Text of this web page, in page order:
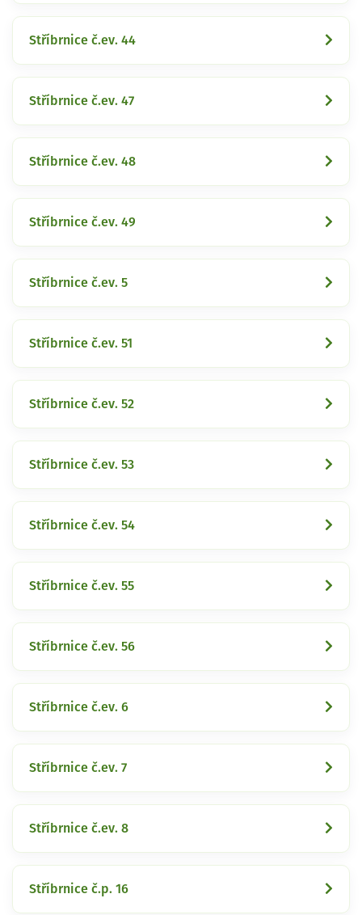
Stříbrnice č.ev. 44
Stříbrnice č.ev. 47
Stříbrnice č.ev. 48
Stříbrnice č.ev. 49
Stříbrnice č.ev. 5
Stříbrnice č.ev. 51
Stříbrnice č.ev. 52
Stříbrnice č.ev. 53
Stříbrnice č.ev. 54
Stříbrnice č.ev. 55
Stříbrnice č.ev. 56
Stříbrnice č.ev. 6
Stříbrnice č.ev. 7
Stříbrnice č.ev. 8
Stříbrnice č.p. 16